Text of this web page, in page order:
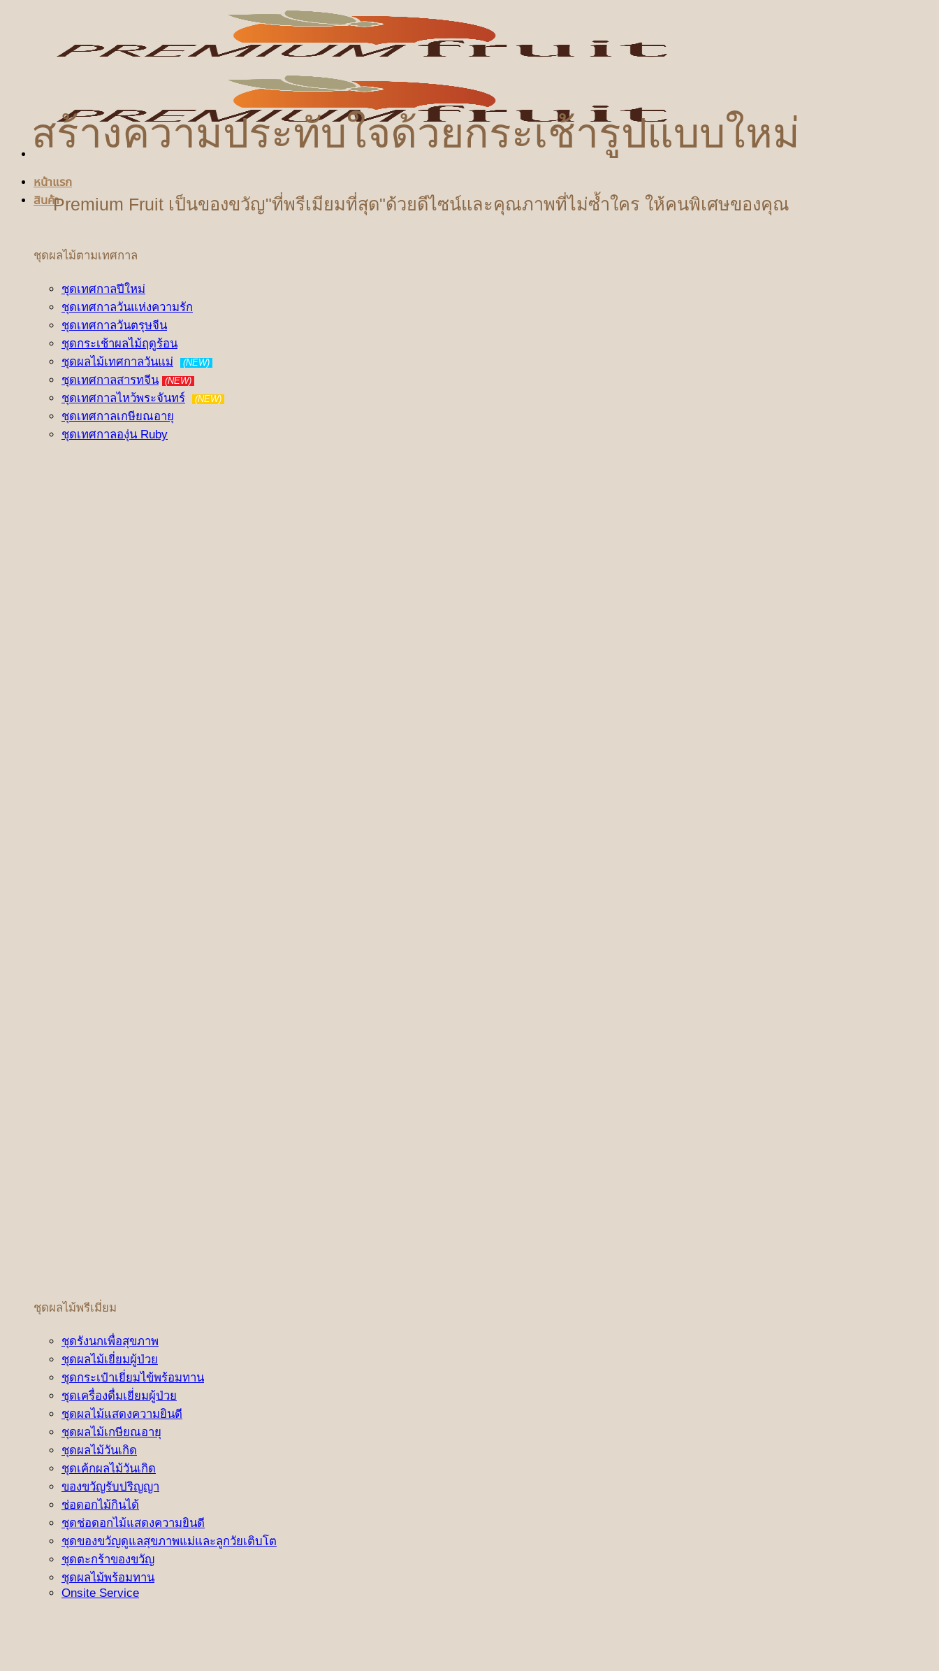
หน้าแรก
สินค้า
ชุดผลไม้ตามเทศกาล
ชุดเทศกาลปีใหม่
ชุดเทศกาลวันแห่งความรัก
ชุดเทศกาลวันตรุษจีน
ชุดกระเช้าผลไม้ฤดูร้อน
ชุดผลไม้เทศกาลวันแม่
(NEW)
ชุดเทศกาลสารทจีน (NEW)
ชุดเทศกาลไหว้พระจันทร์ (NEW)
ชุดเทศกาลเกษียณอายุ
ชุดเทศกาลองุ่น Ruby
ชุดผลไม้พรีเมี่ยม
ชุดรังนกเพื่อสุขภาพ
ชุดผลไม้เยี่ยมผู้ป่วย
ชุดกระเป๋าเยี่ยมไข้พร้อมทาน
ชุดเครื่องดื่มเยี่ยมผู้ป่วย
ชุดผลไม้แสดงความยินดี
ชุดผลไม้เกษียณอายุ
ชุดผลไม้วันเกิด
ชุดเค้กผลไม้วันเกิด
ของขวัญรับปริญญา
ช่อดอกไม้กินได้
ชุดช่อดอกไม้แสดงความยินดี
ชุดของขวัญดูแลสุขภาพแม่และลูกวัยเติบโต
ชุดตะกร้าของขวัญ
ชุดผลไม้พร้อมทาน
Onsite Service
สร้างความประทับใจด้วยกระเช้ารูปแบบใหม่
Premium Fruit เป็นของขวัญ"ที่พรีเมียมที่สุด"ด้วยดีไซน์และคุณภาพที่ไม่ซ้ำใคร ให้คนพิเศษของคุณ